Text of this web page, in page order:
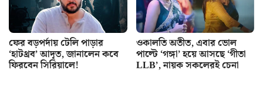
ফের বড়পর্দায় টেলি পাড়ার
‘হাটথ্রব’ আদৃত, জানালেন কবে
ফিরবেন সিরিয়ালে!
ওকালতি অতীত, এবার ভোল
পাল্টে ‘গঙ্গা’ হয়ে আসছে ‘গীতা
LLB’, নায়ক সকলেরই চেনা